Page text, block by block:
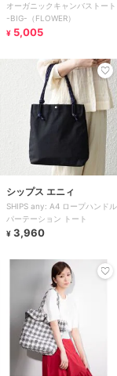
オーガニックキャンバストート
-BIG-（FLOWER）
¥ 5,005
シップス エニィ
SHIPS any: A4 ロープハンドル
パーテーション トート
¥ 3,960